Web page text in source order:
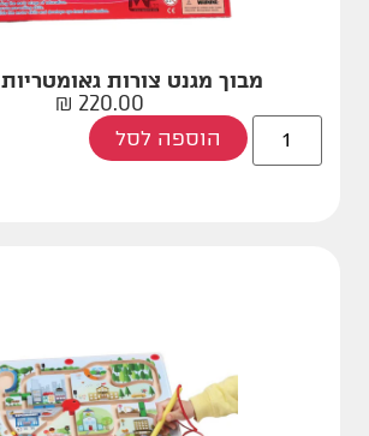
מבוך מגנט צורות גאומטריות GOGO
220.00
₪
הוספה לסל